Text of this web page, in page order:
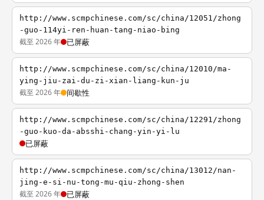
http://www.scmpchinese.com/sc/china/12051/zhong
-guo-114yi-ren-huan-tang-niao-bing
截至 2026 年 已屏蔽
http://www.scmpchinese.com/sc/china/12010/ma-
ying-jiu-zai-du-zi-xian-liang-kun-ju
截至 2026 年 间歇性
http://www.scmpchinese.com/sc/china/12291/zhong
-guo-kuo-da-absshi-chang-yin-yi-lu
已屏蔽
http://www.scmpchinese.com/sc/china/13012/nan-
jing-e-si-nu-tong-mu-qiu-zhong-shen
截至 2026 年 已屏蔽